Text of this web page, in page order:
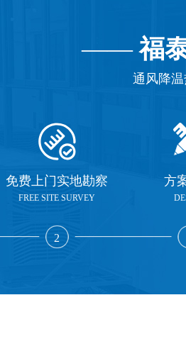
——福
通风降
免费上门实地勘察
FREE SITE SURVEY
2
方